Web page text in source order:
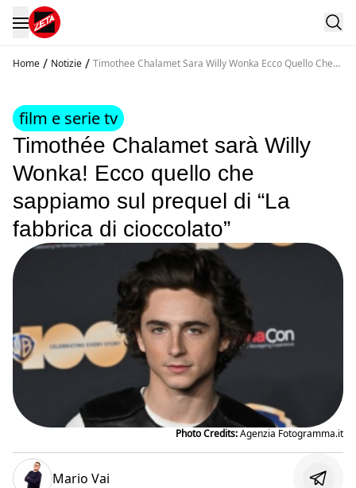
Home / Notizie / Timothee Chalamet Sara Willy Wonka Ecco Quello Che
film e serie tv
Timothée Chalamet sarà Willy
Wonka! Ecco quello che
sappiamo sul prequel di “La
fabbrica di cioccolato”
Photo Credits:Agenzia Fotogramma.it
Mario Vai